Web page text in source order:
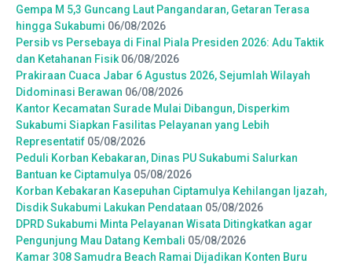
Gempa M 5,3 Guncang Laut Pangandaran, Getaran Terasa
hingga Sukabumi 06/08/2026
Persib vs Persebaya di Final Piala Presiden 2026: Adu Taktik
dan Ketahanan Fisik 06/08/2026
Prakiraan Cuaca Jabar 6 Agustus 2026, Sejumlah Wilayah
Didominasi Berawan 06/08/2026
Kantor Kecamatan Surade Mulai Dibangun, Disperkim
Sukabumi Siapkan Fasilitas Pelayanan yang Lebih
Representatif 05/08/2026
Peduli Korban Kebakaran, Dinas PU Sukabumi Salurkan
Bantuan ke Ciptamulya 05/08/2026
Korban Kebakaran Kasepuhan Ciptamulya Kehilangan Ijazah,
Disdik Sukabumi Lakukan Pendataan 05/08/2026
DPRD Sukabumi Minta Pelayanan Wisata Ditingkatkan agar
Pengunjung Mau Datang Kembali 05/08/2026
Kamar 308 Samudra Beach Ramai Dijadikan Konten Buru